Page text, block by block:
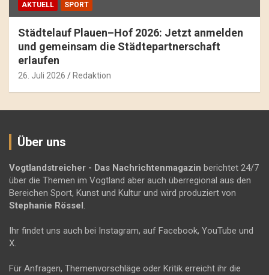
AKTUELL SPORT
Städtelauf Plauen–Hof 2026: Jetzt anmelden
und gemeinsam die Städtepartnerschaft
erlaufen
26. Juli 2026 Redaktion
Über uns
Vogtlandstreicher - Das Nachrichtenmagazin berichtet 24/7
über die Themen im Vogtland aber auch überregional aus den
Bereichen Sport, Kunst und Kultur und wird produziert von
Stephanie Rössel .
Ihr findet uns auch bei Instagram, auf Facebook, YouTube und
X.
Für Anfragen, Themenvorschläge oder Kritik erreicht ihr die